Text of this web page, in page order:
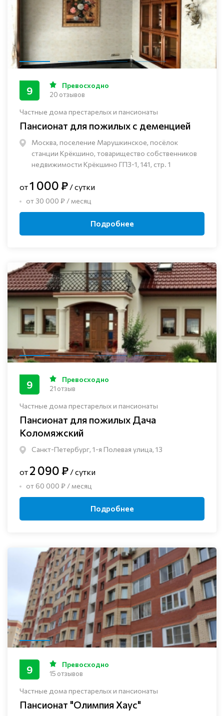
Частные дома престарелых и пансионаты
Пансионат для пожилых с деменцией
Москва, поселение Марушкинское, посёлок
станции Крёкшино, товарищество собственников
недвижимости Крёкшино ГПЗ-1, 141, стр. 1
9 Превосходно
20 отзывов
от1 000 ₽ / сутки
от 30 000 ₽ / месяц
Подробнее
Частные дома престарелых и пансионаты
Пансионат для пожилых Дача
Коломяжский
Санкт-Петербург, 1-я Полевая улица, 13
9 Превосходно
21 отзыв
от 2 090 ₽ / сутки
от 60 000 ₽ / месяц
Подробнее
Частные дома престарелых и пансионаты
Пансионат "Олимпия Хаус"
9 Превосходно
15 отзывов